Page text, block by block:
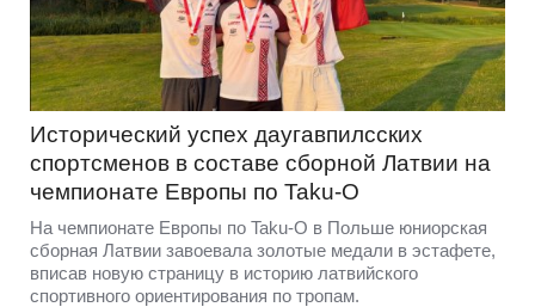
Исторический успех даугавпилсских
спортсменов в составе сборной Латвии на
чемпионате Европы по Taku-O
На чемпионате Европы по Taku-O в Польше юниорская
сборная Латвии завоевала золотые медали в эстафете,
вписав новую страницу в историю латвийского
спортивного ориентирования по тропам.